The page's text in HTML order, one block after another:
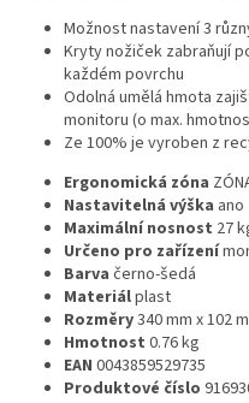
Možnost nastavení 3
Kryty nožiček zabraňují
každém povrchu
Odolná umělá hmota
monitoru (o max.
Ze 100% je vyroben z
Ergonomická zóna
Nastavitelná výška ano
Maximální nosnost 27
Určeno pro zařízení
Barva černo-šedá
Materiálplast
Rozměry340 mm x 102
Hmotnost 0.76kg
EAN 0043859529735
Produktové číslo